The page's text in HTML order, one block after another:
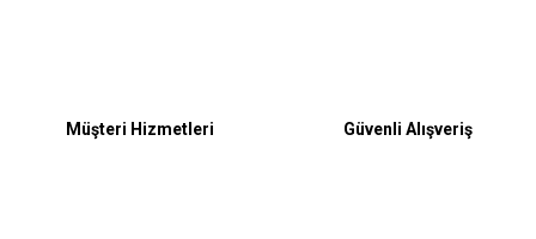
Müşteri Hizmetleri Güvenli Alışveriş